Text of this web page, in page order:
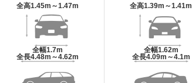
全高1.45m～1.47m
全幅1.7m
全長4.48m～4.62m
全高1.39m～1.41m
全幅1.62m
全長4.09m～4.1m